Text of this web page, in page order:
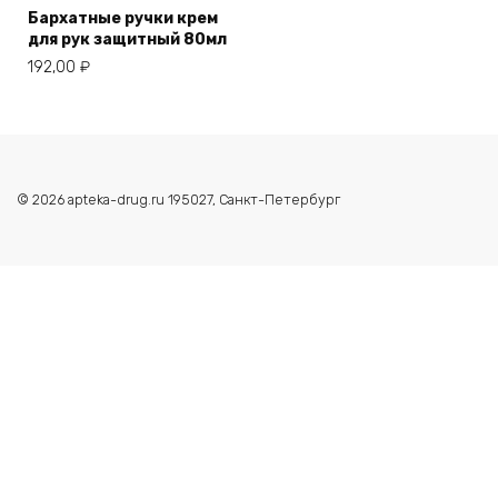
Бархатные ручки крем
для рук защитный 80мл
192,00 ₽
© 2026 apteka-drug.ru 195027, Санкт-Петербург